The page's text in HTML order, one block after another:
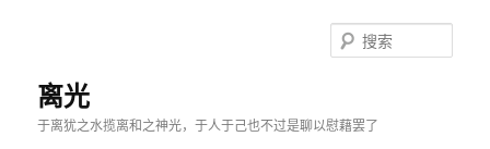
离光
于离犹之水揽离和之神光，于人于己也不过是聊以慰藉罢了
索